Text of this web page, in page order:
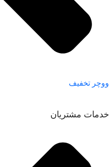
ووچر تخفیف
خدمات مشتریان